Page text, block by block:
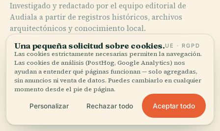
Investigado y redactado por el equipo editorial de
Audiala a partir de registros históricos, archivos
arquitectónicos y conocimiento local.
Última revisión: April 2026
Discover the Koninklijke Schouwburg: Visiting Hours,
Tickets, and a Rich Historical Overview | The Hague
Una pequeña solicitud sobre cookies.UE · RGPD
Las cookies estrictamente necesarias permiten la navegación.
Las cookies de análisis (PostHog, Google Analytics) nos
ayudan a entender qué páginas funcionan — solo agregadas,
sin anuncios ni venta de datos. Puedes cambiarlo en cualquier
momento desde el pie de página.
Personalizar Rechazar todo Aceptar todo